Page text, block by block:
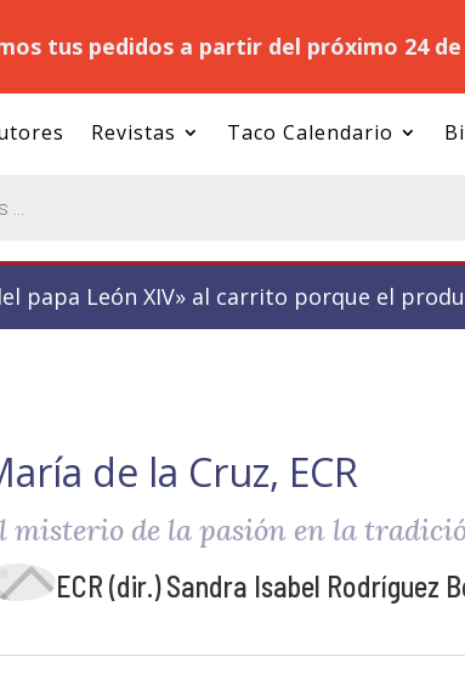
tus pedidos a partir del próximo 24
Revistas Taco Calendario
papa León XIV» al carrito porque el
de la Cruz, ECR
misterio de la pasión en la
ECR (dir.) Sandra Isabel Rodríguez